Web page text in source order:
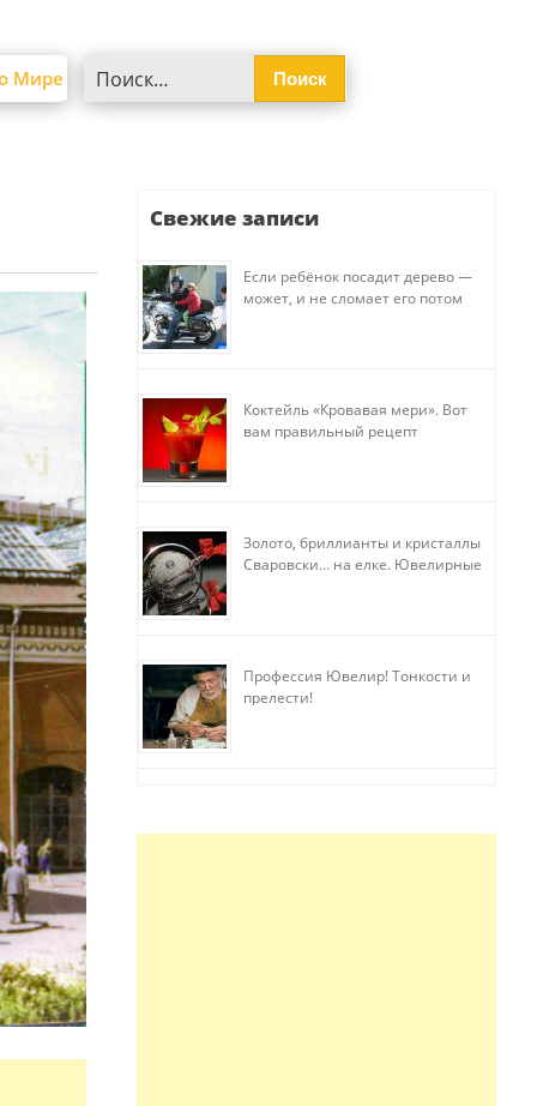
Мире
Свежие записи
Если ребёнок посадит дерево —
может, и не сломает его потом
Коктейль «Кровавая мери». Вот
вам правильный рецепт
Золото, бриллианты и кристаллы
Сваровски… на елке. Ювелирные
Профессия Ювелир! Тонкости и
прелести!